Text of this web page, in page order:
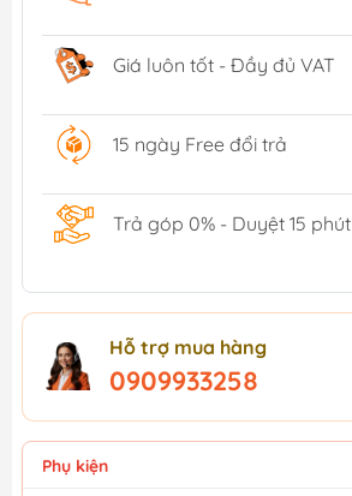
Giá luôn tốt - Đầy đủ VAT
15 ngày Free đổi trả
Trả góp 0% - Duyệt 15 phút
Hỗ trợ mua hàng
0909933258
Phụ kiện